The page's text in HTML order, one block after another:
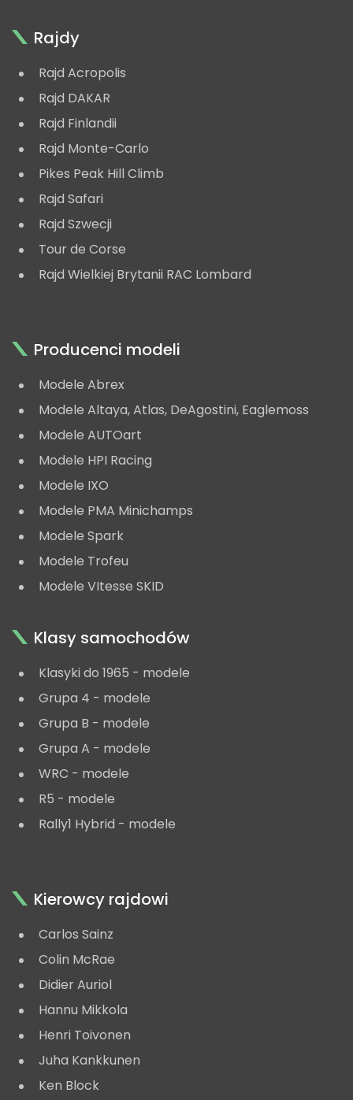
Rajdy
Rajd Acropolis
Rajd DAKAR
Rajd Finlandii
Rajd Monte-Carlo
Pikes Peak Hill Climb
Rajd Safari
Rajd Szwecji
Tour de Corse
Rajd Wielkiej Brytanii RAC Lombard
Producenci modeli
Modele Abrex
Modele Altaya, Atlas, DeAgostini, Eaglemoss
Modele AUTOart
Modele HPI Racing
Modele IXO
Modele PMA Minichamps
Modele Spark
Modele Trofeu
Modele VItesse SKID
Klasy samochodów
Klasyki do 1965 - modele
Grupa 4 - modele
Grupa B - modele
Grupa A - modele
WRC - modele
R5 - modele
Rally1 Hybrid - modele
Kierowcy rajdowi
Carlos Sainz
Colin McRae
Didier Auriol
Hannu Mikkola
Henri Toivonen
Juha Kankkunen
Ken Block